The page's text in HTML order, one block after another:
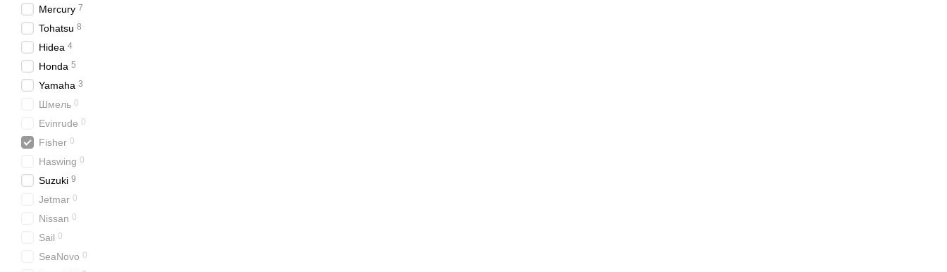
Mercury 7
Tohatsu 8
Hidea 4
Honda 5
Yamaha 3
Шмель 0
Evinrude 0
Fisher 0
Haswing 0
Suzuki 9
Jetmar 0
Nissan 0
Sail 0
SeaNovo 0